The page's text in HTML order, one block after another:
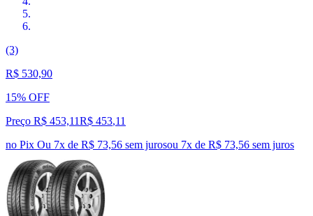
(3)
R$ 530,90
15% OFF
Preço R$ 453,11R$ 453,11
no Pix Ou 7x de R$ 73,56 sem jurosou 7x de R$ 73,56 sem juros